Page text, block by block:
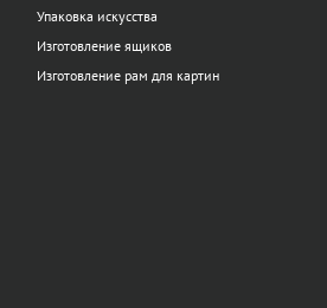
Упаковка искусства
Изготовление ящиков
Изготовление рам для картин